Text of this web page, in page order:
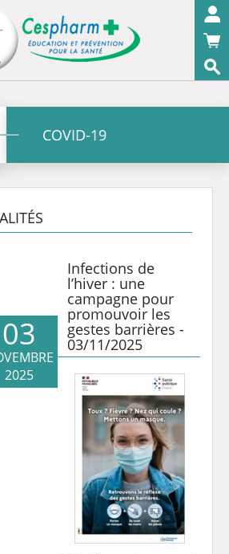
OK
COVID-19
Infections de
l’hiver : une
campagne pour
promouvoir les
gestes barrières -
03/11/2025
03
2025